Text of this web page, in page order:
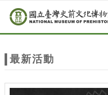
站
主
跳到主要內容
網站導覽
最新活動